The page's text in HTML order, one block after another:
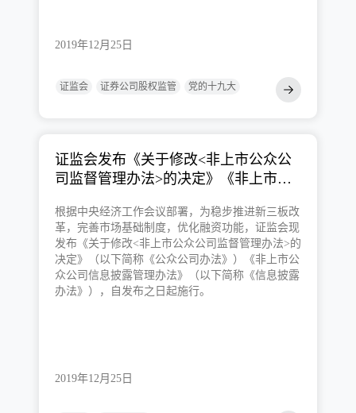
2019年12月25日
证监会 证券公司股权监管 党的十九大
证监会发布《关于修改<非上市公众公
司监督管理办法>的决定》《非上市公
新三板改革各项措施加快落地
根据中央经济工作会议部署，为稳步推进新三板改
革，完善市场基础制度，优化融资功能，证监会现
发布《关于修改<非上市公众公司监督管理办法>的
决定》（以下简称《公众公司办法》）《非上市公
众公司信息披露管理办法》（以下简称《信息披露
办法》），自发布之日起施行。
2019年12月25日